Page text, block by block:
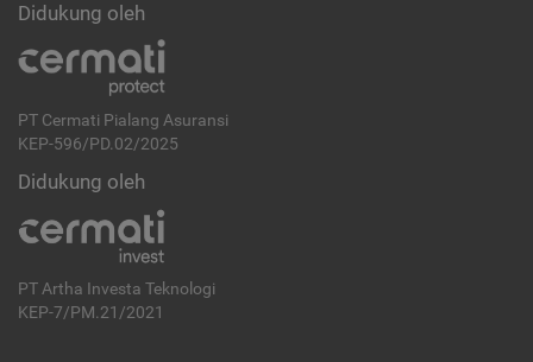
Didukung oleh
PT Cermati Pialang Asuransi
KEP-596/PD.02/2025
Didukung oleh
PT Artha Investa Teknologi
KEP-7/PM.21/2021